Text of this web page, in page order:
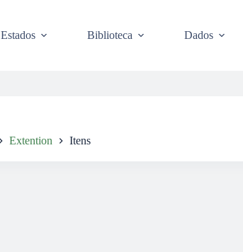
Estados Biblioteca Dados
Extention Itens